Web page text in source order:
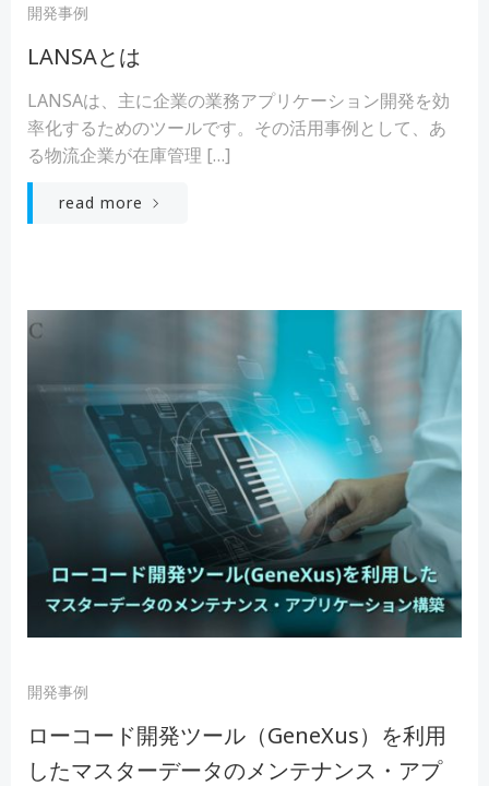
開発事例
LANSAとは
LANSAは、主に企業の業務アプリケーション開発を効
率化するためのツールです。その活用事例として、あ
る物流企業が在庫管理 […]
read more
開発事例
ローコード開発ツール（GeneXus）を利用
したマスターデータのメンテナンス・アプ